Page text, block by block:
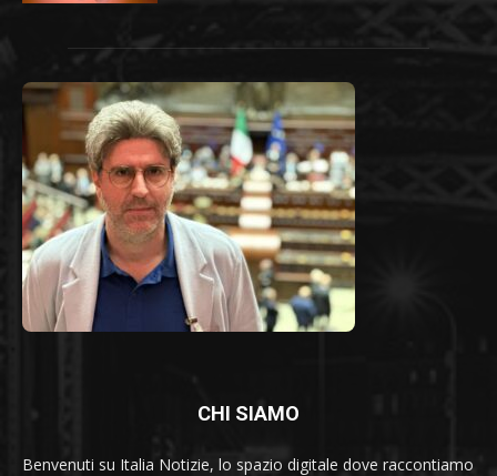
CHI SIAMO
Benvenuti su Italia Notizie, lo spazio digitale dove raccontiamo